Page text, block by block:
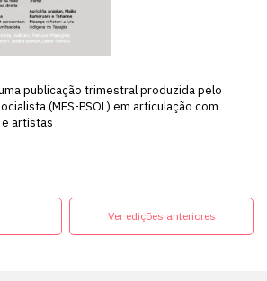
publicação trimestral produzida pelo
(MES-PSOL) em articulação com
artistas
Ver edições anteriores